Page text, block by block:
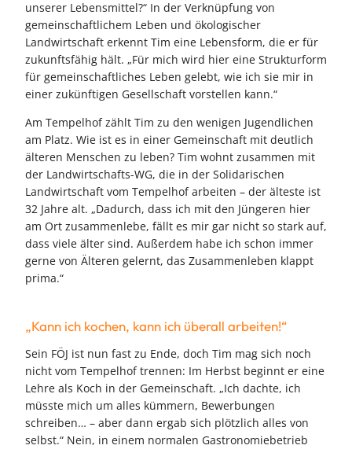
unserer Lebensmittel?“ In der Verknüpfung von
gemeinschaftlichem Leben und ökologischer
Landwirtschaft erkennt Tim eine Lebensform, die er für
zukunftsfähig hält. „Für mich wird hier eine Strukturform
für gemeinschaftliches Leben gelebt, wie ich sie mir in
einer zukünftigen Gesellschaft vorstellen kann.“
Am Tempelhof zählt Tim zu den wenigen Jugendlichen
am Platz. Wie ist es in einer Gemeinschaft mit deutlich
älteren Menschen zu leben? Tim wohnt zusammen mit
der Landwirtschafts-WG, die in der Solidarischen
Landwirtschaft vom Tempelhof arbeiten – der älteste ist
32 Jahre alt. „Dadurch, dass ich mit den Jüngeren hier
am Ort zusammenlebe, fällt es mir gar nicht so stark auf,
dass viele älter sind. Außerdem habe ich schon immer
gerne von Älteren gelernt, das Zusammenleben klappt
prima.“
„Kann ich kochen, kann ich überall arbeiten!“
Sein FÖJ ist nun fast zu Ende, doch Tim mag sich noch
nicht vom Tempelhof trennen: Im Herbst beginnt er eine
Lehre als Koch in der Gemeinschaft. „Ich dachte, ich
müsste mich um alles kümmern, Bewerbungen
schreiben… – aber dann ergab sich plötzlich alles von
selbst.“ Nein, in einem normalen Gastronomiebetrieb